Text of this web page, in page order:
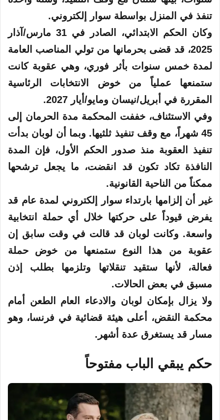
تنفذ في المنزل بواسطة سوار إلكتروني.
وكان
الحكم
الابتدائي، الصادر في 31 مارس/آذار
2025، قد قضى بحرمانها من تولي المناصب العامة
لمدة خمس سنوات بأثر فوري، وهي عقوبة كانت
ستمنعها عملياً من خوض الانتخابات الرئاسية
المقررة في أبريل/نيسان ومايو/أيار 2027.
وفي الاستئناف، خففت المحكمة مدة الحرمان إلى
45 شهراً، مع وقف تنفيذ ثلثيها. وبما أن لوبان بدأت
تنفيذ العقوبة منذ صدور الحكم الأول، فإن المدة
النافذة تكاد تكون قد انقضت، ما يجعل ترشحها
ممكناً من الناحية القانونية.
غير أن إلزامها بارتداء سوار إلكتروني لمدة عام قد
يفرض قيوداً على حركتها خلال أي حملة انتخابية
واسعة. وكانت لوبان قد قالت في وقت سابق إن
عقوبة من هذا النوع ستمنعها من خوض حملة
فعالة، لأنها ستقيد تنقلاتها وتلزمها بطلب إذن
مسبق في بعض الحالات.
ولا يزال بإمكان لوبان والادعاء العام الطعن أمام
محكمة النقض، أعلى هيئة قضائية في فرنسا، وهو
مسار قد يستغرق عدة أشهر.
حكم يبقي الباب مفتوحاً